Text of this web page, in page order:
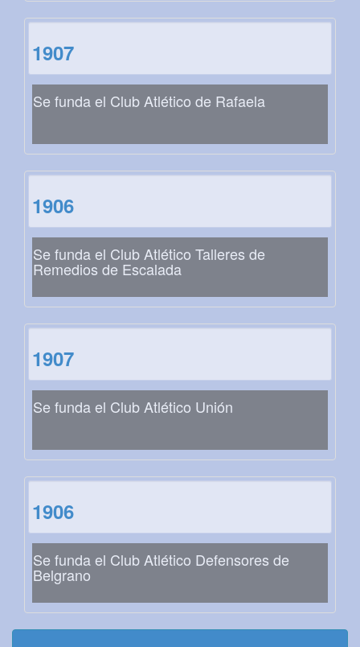
1907
Se funda el Club Atlético de Rafaela
1906
Se funda el Club Atlético Talleres de
Remedios de Escalada
1907
Se funda el Club Atlético Unión
1906
Se funda el Club Atlético Defensores de
Belgrano